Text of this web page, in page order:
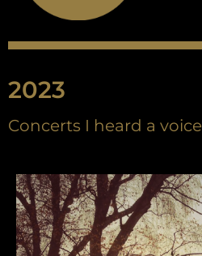
2023
Concerts I heard a voice